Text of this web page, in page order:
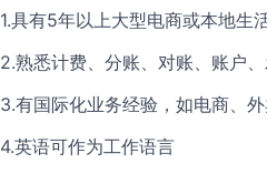
1.具有5年以上大型电商或本地生
2.熟悉计费、分账、对账、账户
3.有国际化业务经验，如电商、外
4.英语可作为工作语言